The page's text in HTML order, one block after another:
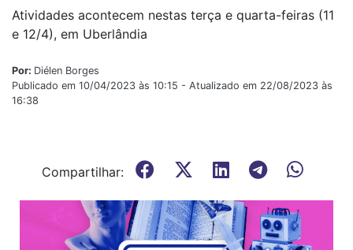
Atividades acontecem nestas terça e quarta-feiras (11
e 12/4), em Uberlândia
Por: Diélen Borges
Publicado em 10/04/2023 às 10:15 - Atualizado em 22/08/2023 às
16:38
Compartilhar: